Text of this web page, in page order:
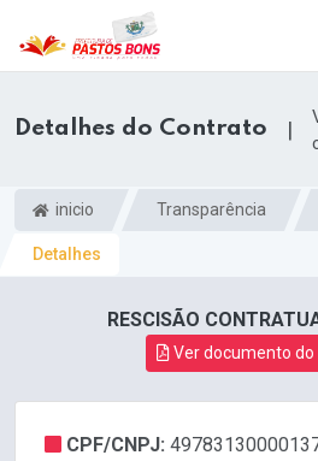
Detalhes do Contrato |
inicio Transparência
Detalhes
RESCISÃO
Ver documento
CPF/CNPJ: